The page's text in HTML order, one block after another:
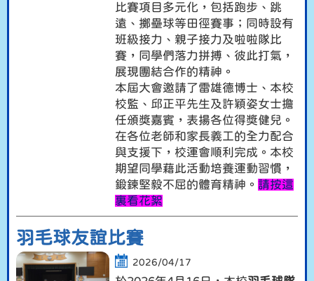
比賽項目多元化，包括跑步、跳
遠、擲壘球等田徑賽事；同時設有
班級接力、親子接力及啦啦隊比
賽，同學們落力拼搏、彼此打氣，
展現團結合作的精神。
本屆大會邀請了雷雄德博士、本校
校監、邱正平先生及許穎姿女士擔
任頒獎嘉賓，表揚各位得獎健兒。
在各位老師和家長義工的全力配合
與支援下，校運會順利完成。本校
期望同學藉此活動培養運動習慣，
鍛鍊堅毅不屈的體育精神。 請按這
裏看花絮
羽毛球友誼比賽
2026/04/17